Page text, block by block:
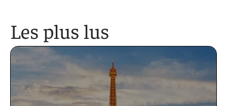
Les plus lus